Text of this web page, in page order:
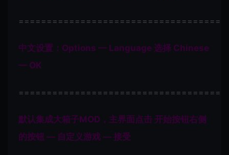
中文设置：Options — Language 选择 Chinese
— OK
默认集成大箱子MOD，主界面点击 开始按钮右侧
的按钮 — 自定义游戏 — 接受